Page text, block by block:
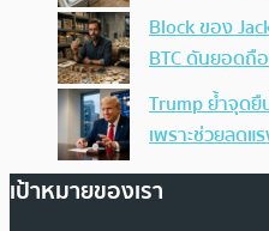
Block ของ
BTC ดันยอดถื
Trump ย้ำจุดยื
เพราะช่วยลด
เป้าหมายของเรา